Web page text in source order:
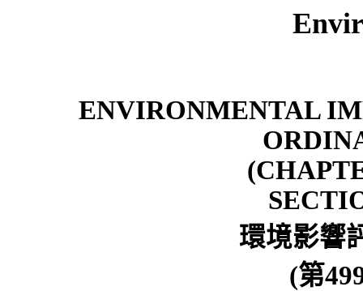
ENVIRONMENTAL
環境影響
(第